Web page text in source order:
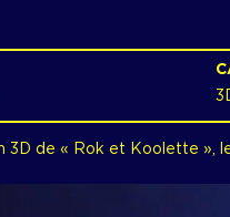
3D de « Rok et Koolette »,